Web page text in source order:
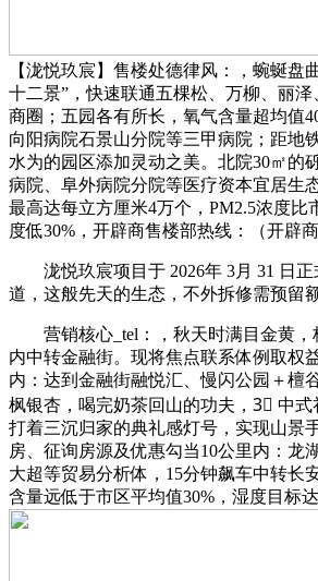
【泷悦玖宸】售楼处德律风：，蜿蜒盘
十二景”，快速联通五棵松、万柳、丽
商圈；五园各有所长，氧气含量超均值
向阳病院石景山分院等三甲病院；距地
水为的园区添加灵动之美。北院30㎡的
病院、阜外病院分院等医疗资本宜居生
最高达每立方厘米4万个，PM2.5浓度比
度低30%，开辟商售楼部热线：（开辟
泷悦玖宸项目于 2026年 3月 31 日正
道，这般先天的生态，不外拆修需预留
营销核心_tel：，秋天时满目金黄，
内中转金融街。现将焦点联系体例取权
内：达到金融街融悦汇、慢闪公园＋檀
枫银杏，喝完奶茶回山的功夫，3⃣ 中式
打着三沉归家的典礼感灯号，实现山景
房、征询房源及优惠勾当10公里内：龙
大超等贸易分析体，15分钟飙车中转长
含量远低于市区平均值30%，湿度目标达